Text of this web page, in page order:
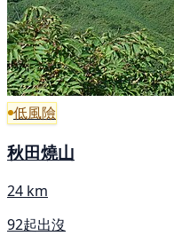
低風險
秋田燒山
24 km
92起出沒